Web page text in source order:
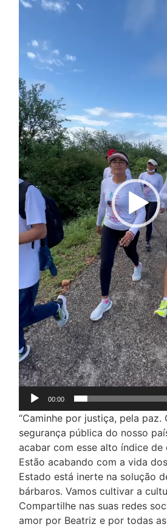
Tocador
00:00
“Caminhe por justiça, pela paz.
segurança pública do nosso
acabar com esse alto índice de
Estão acabando com a vida
Estado está inerte na solução
bárbaros. Vamos cultivar a
Compartilhe nas suas redes
amor por Beatriz e por todas